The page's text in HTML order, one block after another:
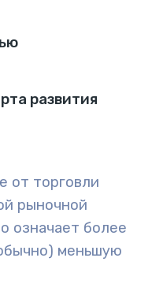
развития
от торговли
рыночной
означает более
меньшую